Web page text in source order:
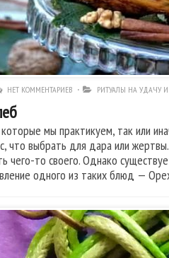
НЕТ КОММЕНТАРИЕВ РИТУАЛЫ НА УДАЧУ
мы практикуем, так или
что выбрать для дара или
чего-то своего. Однако
одного из таких блюд —